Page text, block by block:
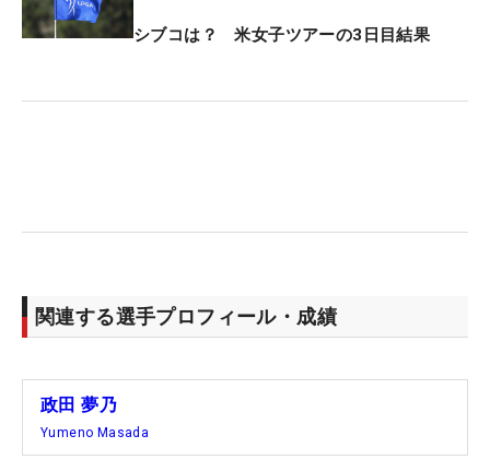
シブコは？ 米女子ツアーの3日目結果
関連する選手プロフィール・成績
政田 夢乃
Yumeno Masada